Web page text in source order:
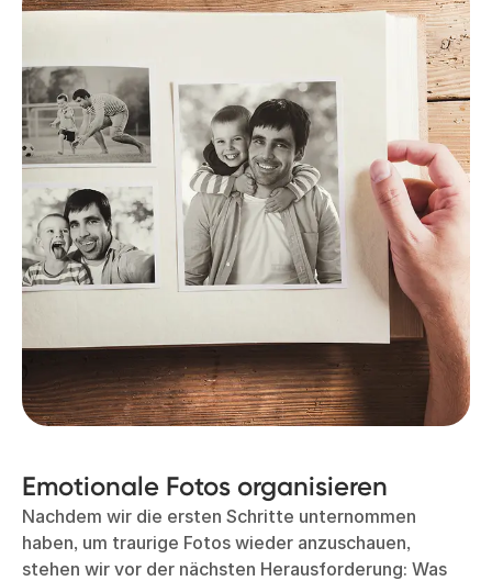
Emotionale Fotos organisieren
Nachdem wir die ersten Schritte unternommen
haben, um traurige Fotos wieder anzuschauen,
stehen wir vor der nächsten Herausforderung: Was